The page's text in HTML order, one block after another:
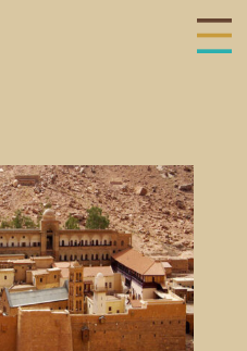
Galleria
del
prodotto